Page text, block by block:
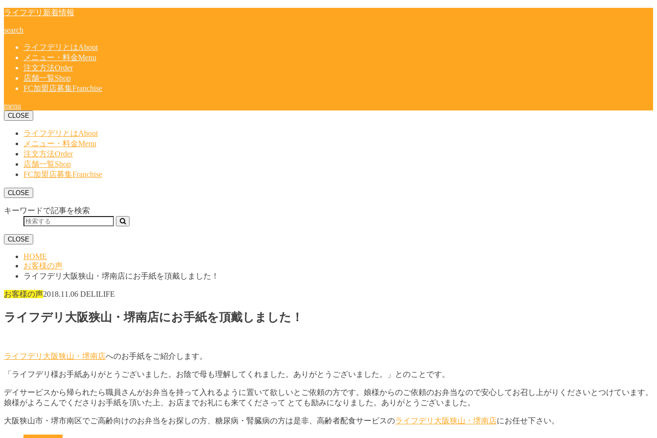
ライフデリ新着情報
search
ライフデリとはAbout
メニュー・料金Menu
注文方法Order
店舗一覧Shop
FC加盟店募集Franchise
menu
CLOSE
ライフデリとはAbout
メニュー・料金Menu
注文方法Order
店舗一覧Shop
FC加盟店募集Franchise
CLOSE
キーワードで記事を検索
CLOSE
HOME
お客様の声
ライフデリ大阪狭山・堺南店にお手紙を頂戴しました！
お客様の声2018.11.06 DELILIFE
ライフデリ大阪狭山・堺南店にお手紙を頂戴しました！
ライフデリ大阪狭山・堺南店へのお手紙をご紹介します。
「ライフデリ様お手紙ありがとうございました。お陰で母も理解してくれました。ありがとうございました。」とのことです。
デイサービスから帰られたら職員さんがお弁当を持って入れるように置いて欲しいとご依頼の方です。娘様からのご依頼のお弁当なので安心してお召し上がりくださいとつけています。
娘様がよろこんでくださりお手紙を頂いた上、お店までお礼にも来てくださって とても励みになりました。ありがとうございました。
大阪狭山市・堺市南区でご高齢向けのお弁当をお探しの方、糖尿病・腎臓病の方は是非、高齢者配食サービスのライフデリ大阪狭山・堺南店にお任せ下さい。